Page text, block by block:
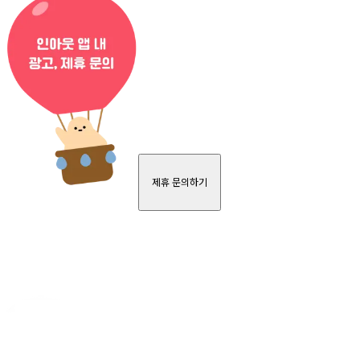
제휴 문의하기